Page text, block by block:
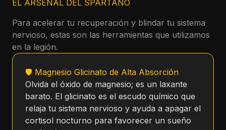
EL ARSENAL DEL SPARTANO
Para acelerar tu recuperación y blindar tu sistema
nervioso, estas son las herramientas que utilizamos
en la legión.
🛡️ Magnesio Glicinato de Alta Absorción
Olvida el óxido de magnesio; es un laxante
barato. El glicinato es el escudo químico que
relaja tu sistema nervioso y ayuda a apagar el
cortisol nocturno para favorecer un sueño